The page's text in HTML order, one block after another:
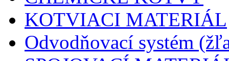
KOTVIACI MATERIÁL
Odvodňovací systém